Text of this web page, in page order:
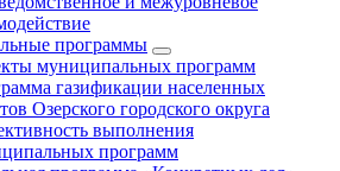
программы
муниципальных программ
газификации населенных
Озерского городского округа
выполнения
программ